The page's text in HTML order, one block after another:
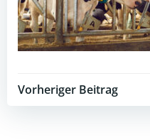
Post
Vorheriger Beitrag